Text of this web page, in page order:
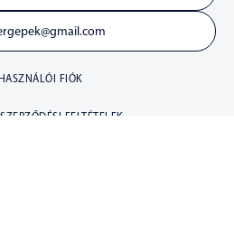
FIÓK
FELTÉTELEK